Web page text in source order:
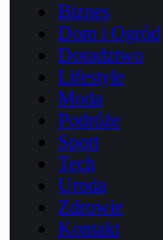
Biznes
Dom i Ogród
Doradztwo
Lifestyle
Moda
Podróże
Sport
Tech
Uroda
Zdrowie
Kontakt